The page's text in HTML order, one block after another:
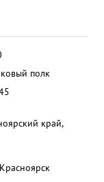
полк
край,